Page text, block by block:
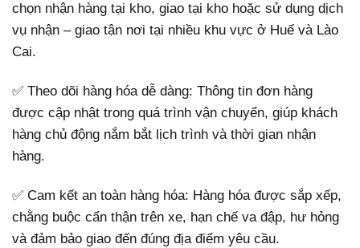
chọn nhận hàng tại kho, giao tại kho hoặc sử dụng dịch
vụ nhận – giao tận nơi tại nhiều khu vực ở Huế và Lào
Cai.
✅ Theo dõi hàng hóa dễ dàng: Thông tin đơn hàng
được cập nhật trong quá trình vận chuyển, giúp khách
hàng chủ động nắm bắt lịch trình và thời gian nhận
hàng.
✅ Cam kết an toàn hàng hóa: Hàng hóa được sắp xếp,
chằng buộc cẩn thận trên xe, hạn chế va đập, hư hỏng
và đảm bảo giao đến đúng địa điểm yêu cầu.